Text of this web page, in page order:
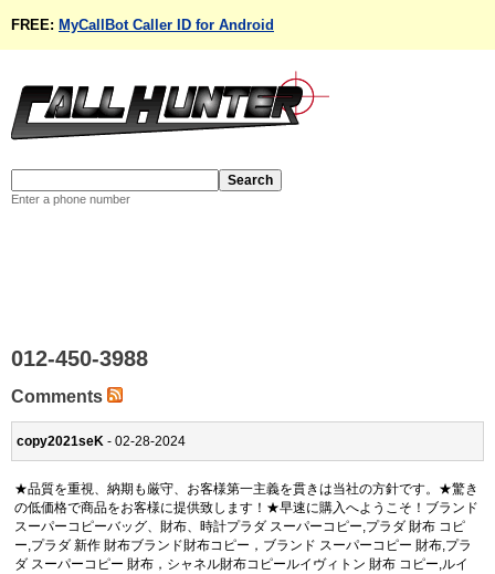
FREE: MyCallBot Caller ID for Android
Enter a phone number
012-450-3988
Comments
copy2021seK - 02-28-2024
★品質を重視、納期も厳守、お客様第一主義を貫きは当社の方針です。★驚き
の低価格で商品をお客様に提供致します！★早速に購入へようこそ！ブランド
スーパーコピーバッグ、財布、時計プラダ スーパーコピー,プラダ 財布 コピ
ー,プラダ 新作 財布ブランド財布コピー，ブランド スーパーコピー 財布,プラ
ダ スーパーコピー 財布，シャネル財布コピールイヴィトン 財布 コピー,ルイ